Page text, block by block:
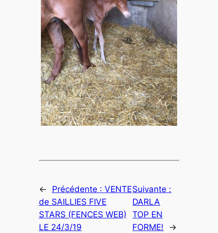
← Précédente : VENTE
de SAILLIES FIVE
STARS (FENCES WEB)
LE 24/3/19
Suivante :
DARLA
TOP EN
FORME!
→